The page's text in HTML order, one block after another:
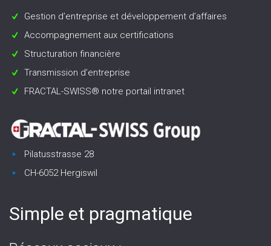
Gestion d’entreprise et développement d’affaires
Accompagnement aux certifications
Structuration financière
Transmission d’entreprise
FRACTAL-SWISS® notre portail intranet
Pilatusstrasse 28
CH-6052 Hergiswil
Simple et pragmatique